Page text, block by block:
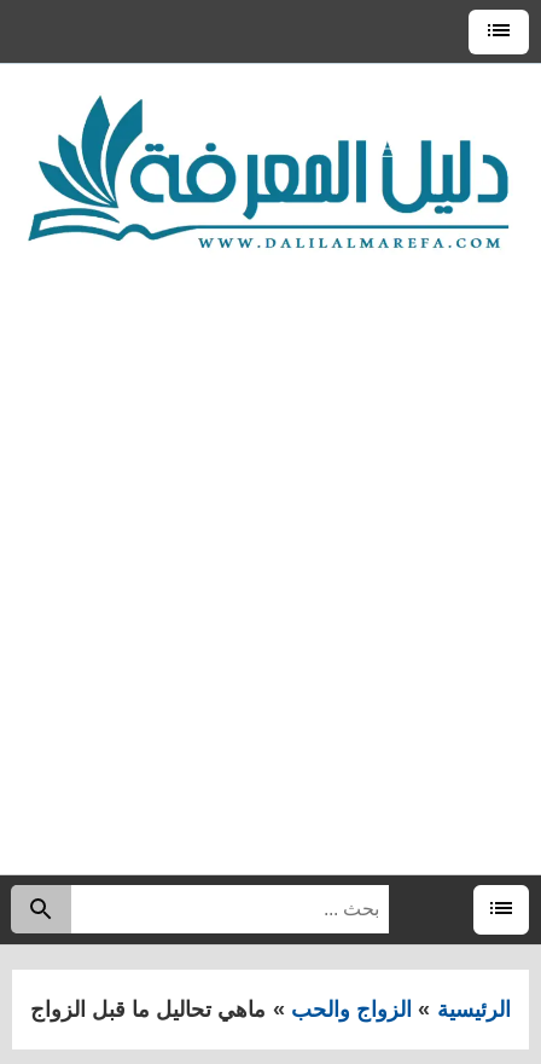
التجاوز
إلى
القائمة
القائمة
عن:
الرئيسية الزواج والحب ماهي تحاليل ما قبل الزواج